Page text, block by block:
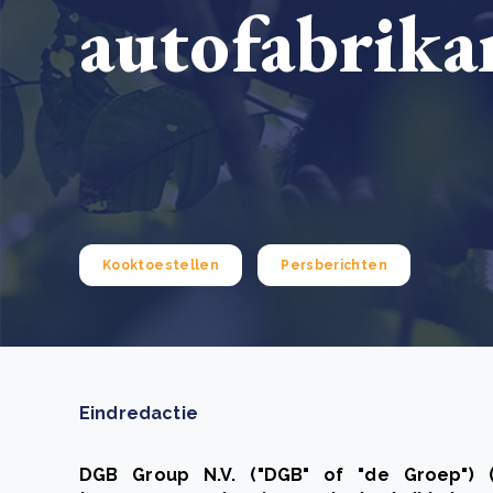
Green Wheels: transformerende stap voor
plasticinzameling in Sri Lanka
Lees
CSRD en uw positie als leverancier: wat verandert
in 2026?
Kooktoestellen Persberichten
Eindredactie
DGB Group N.V. ("DGB" of "de Groep")